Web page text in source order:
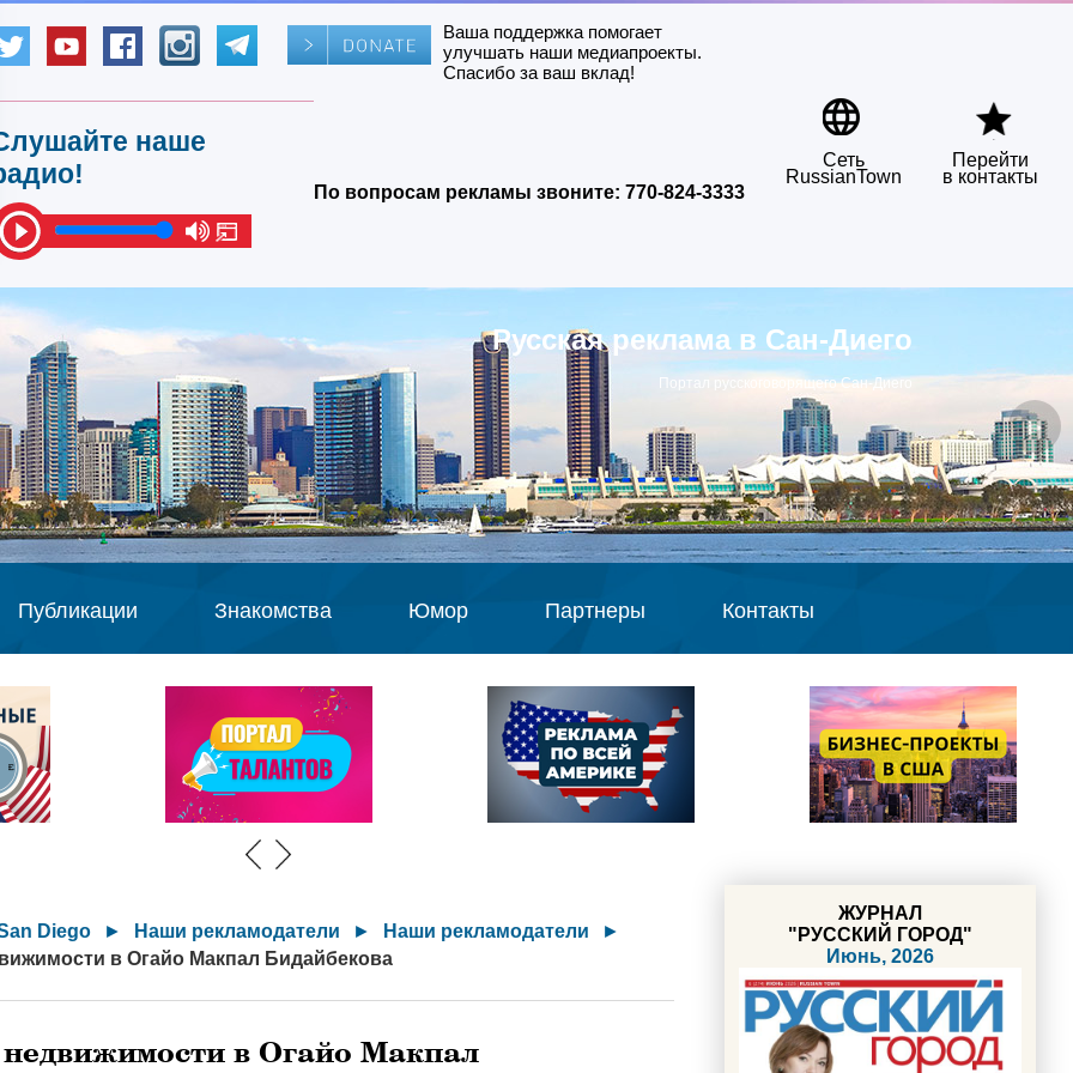
Ваша поддержка помогает
улучшать наши медиапроекты.
Спасибо за ваш вклад!
наше
По вопросам рекламы звоните: 770-824-3333
Сеть
RussianTown
Перейти
в контакты
Русская реклама в Сан-Диего
Портал русскоговорящего Сан-Диего
▶
Публикации Знакомства Юмор Партнеры Контакты
Diego ► Наши рекламодатели ► Наши рекламодатели
►
в Огайо Макпал Бидайбекова
в Огайо Макпал
ЖУРНАЛ
"РУССКИЙ ГОРОД"
Июнь, 2026